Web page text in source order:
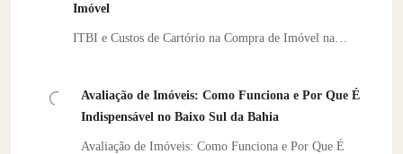
Imóvel
ITBI e Custos de Cartório na Compra de Imóvel na…
Avaliação de Imóveis: Como Funciona e Por Que É
Indispensável no Baixo Sul da Bahia
Avaliação de Imóveis: Como Funciona e Por Que É